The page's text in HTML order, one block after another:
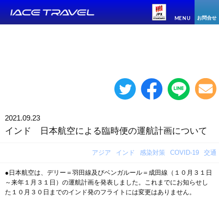
MENU お問合せ
2021.09.23
インド 日本航空による臨時便の運航計画について
アジア インド 感染対策 COVID-19 交通
●日本航空は、デリー＝羽田線及びベンガルール＝成田線（１０月３１日
～来年１月３１日）の運航計画を発表しました。これまでにお知らせし
た１０月３０日までのインド発のフライトには変更はありません。